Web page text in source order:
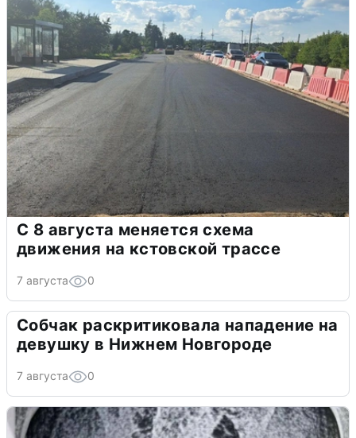
С 8 августа меняется схема
движения на кстовской трассе
7 августа 0
Собчак раскритиковала нападение на
девушку в Нижнем Новгороде
7 августа 0